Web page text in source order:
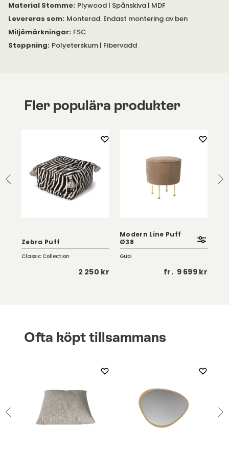
Tjocklek på fötter: Ø4,5 centimeter.
Tygspecifikation för Alice #01 Ljusbeige:
Material Stomme: Plywood | Spånskiva | MDF
Levereras som: Monterad. Endast montering av ben
Miljömärkningar: FSC
Stoppning: Polyeterskum | Fibervadd
Fler populära produkter
Zebra Puff
Classic Collection
2 250 kr
Modern Line Puff
Ø38
Gubi
fr. 9 699 kr
Ofta köpt tillsammans